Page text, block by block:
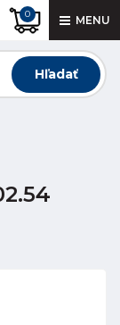
0 MENU
Hľadať